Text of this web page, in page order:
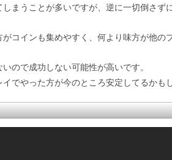
まうことが多いですが、逆に一切倒さず
コインも集めやすく、何より味方が他
ので成功しない可能性が高いです。
でやった方が今のところ安定してるかも